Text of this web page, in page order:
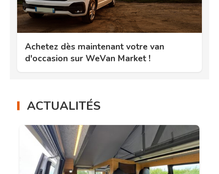
Achetez dès maintenant votre van
d'occasion sur WeVan Market !
ACTUALITÉS